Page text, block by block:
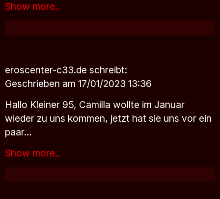
Show more..
eroscenter-c33.de schreibt:
Geschrieben am 17/01/2023 13:36
Hallo Kleiner 95, Camilla wollte im Januar
wieder zu uns kommen, jetzt hat sie uns vor ein
paar…
Show more..